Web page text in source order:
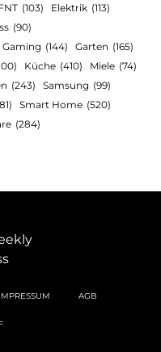
(103) Elektrik (113)
(90)
Gaming (144) Garten (165)
Küche (410) Miele (74)
(243) Samsung (99)
Smart Home (520)
(284)
AGB